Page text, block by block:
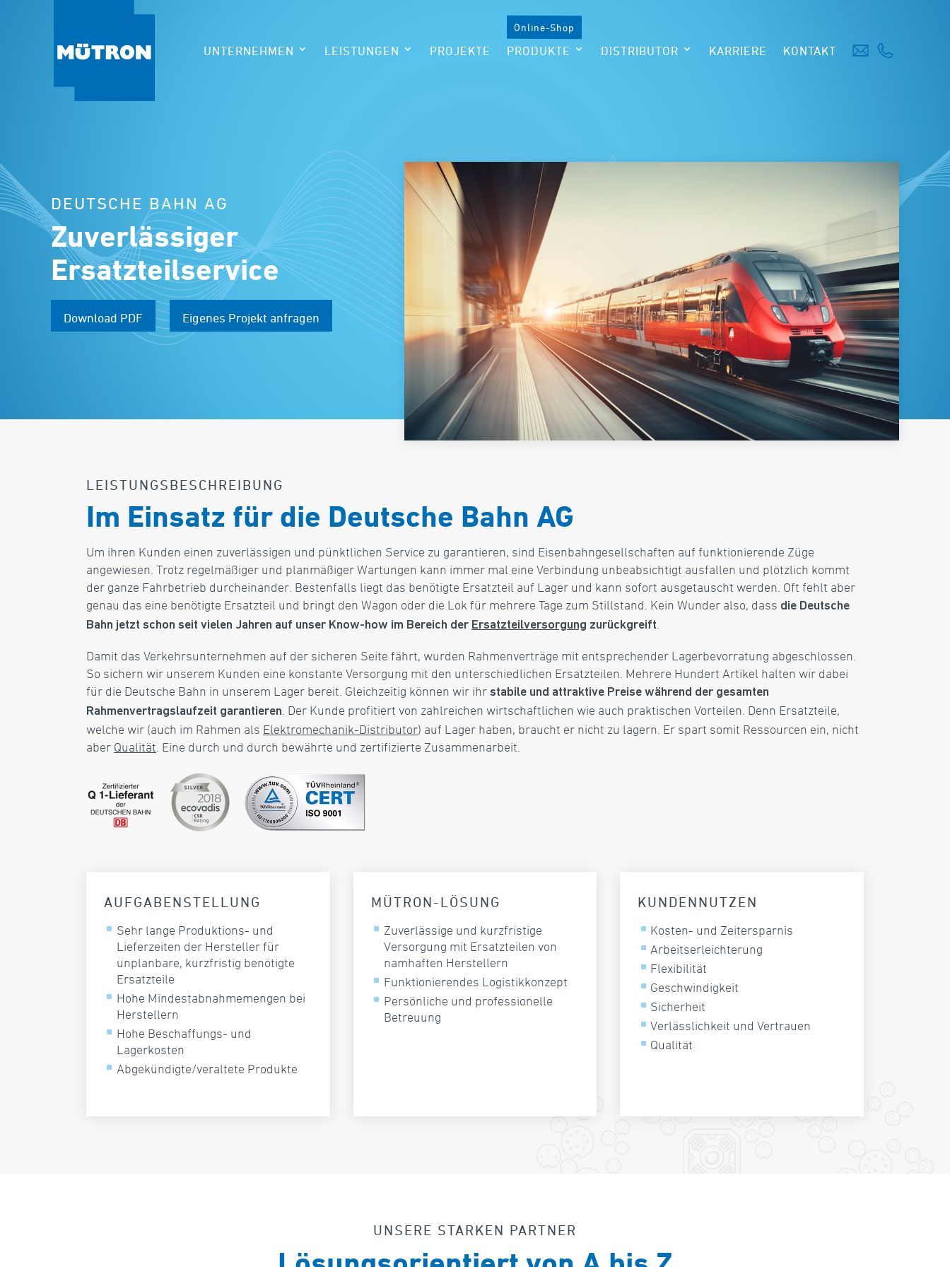
UNTERNEHMEN LEISTUNGEN PROJEKTE
Online-Shop
PRODUKTE DISTRIBUTOR KARRIERE KONTAKT
DEUTSCHE BAHN AG
Zuverlässiger
Ersatzteilservice
Download PDF Eigenes Projekt anfragen
LEISTUNGSBESCHREIBUNG
Im Einsatz für die Deutsche Bahn AG
Um ihren Kunden einen zuverlässigen und pünktlichen Service zu garantieren, sind Eisenbahngesellschaften auf funktionierende Züge
angewiesen. Trotz regelmäßiger und planmäßiger Wartungen kann immer mal eine Verbindung unbeabsichtigt ausfallen und plötzlich kommt
der ganze Fahrbetrieb durcheinander. Bestenfalls liegt das benötigte Ersatzteil auf Lager und kann sofort ausgetauscht werden. Oft fehlt aber
genau das eine benötigte Ersatzteil und bringt den Wagon oder die Lok für mehrere Tage zum Stillstand. Kein Wunder also, dass die Deutsche
Bahn jetzt schon seit vielen Jahren auf unser Know-how im Bereich der Ersatzteilversorgung zurückgreift
Damit das Verkehrsunternehmen auf der sicheren Seite fährt, wurden Rahmenverträge mit entsprechender Lagerbevorratung abgeschlossen.
So sichern wir unserem Kunden eine konstante Versorgung mit den unterschiedlichen Ersatzteilen. Mehrere Hundert Artikel halten wir dabei
für die Deutsche Bahn in unserem Lager bereit. Gleichzeitig können wir ihr stabile und attraktive Preise während der gesamten
Rahmenvertragslaufzeit garantieren . Der Kunde profitiert von zahlreichen wirtschaftlichen wie auch praktischen Vorteilen. Denn Ersatzteile,
welche wir (auch im Rahmen als Elektromechanik-Distributor) auf Lager haben, braucht er nicht zu lagern. Er spart somit Ressourcen ein, nicht
aber Qualität . Eine durch und durch bewährte und zertifizierte Zusammenarbeit.
AUFGABENSTELLUNG
Sehr lange Produktions- und
Lieferzeiten der Hersteller für
unplanbare, kurzfristig benötigte
Ersatzteile
Hohe Mindestabnahmemengen bei
Herstellern
Hohe Beschaffungs- und
Lagerkosten
Abgekündigte/veraltete Produkte
MÜTRON-LÖSUNG
Zuverlässige und kurzfristige
Versorgung mit Ersatzteilen von
namhaften Herstellern
Funktionierendes Logistikkonzept
Persönliche und professionelle
Betreuung
KUNDENNUTZEN
Kosten- und Zeitersparnis
Arbeitserleichterung
Flexibilität
Geschwindigkeit
Sicherheit
Verlässlichkeit und Vertrauen
Qualität
UNSERE STARKEN PARTNER